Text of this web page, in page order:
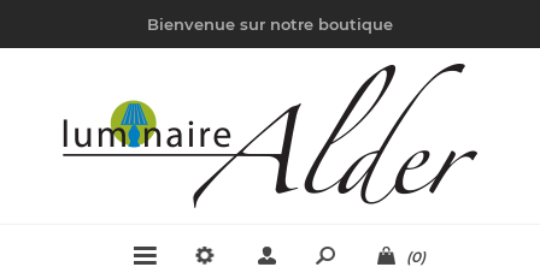
Bienvenue sur notre boutique
(0)